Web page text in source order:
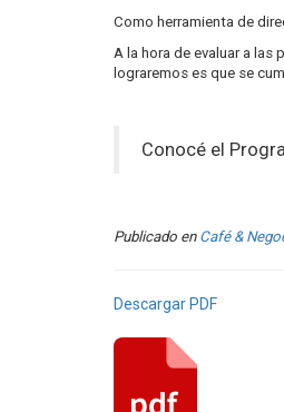
Como herramienta de
A la hora de evaluar a
lograremos es que se
Conocé el
Publicado en Café &
Descargar PDF